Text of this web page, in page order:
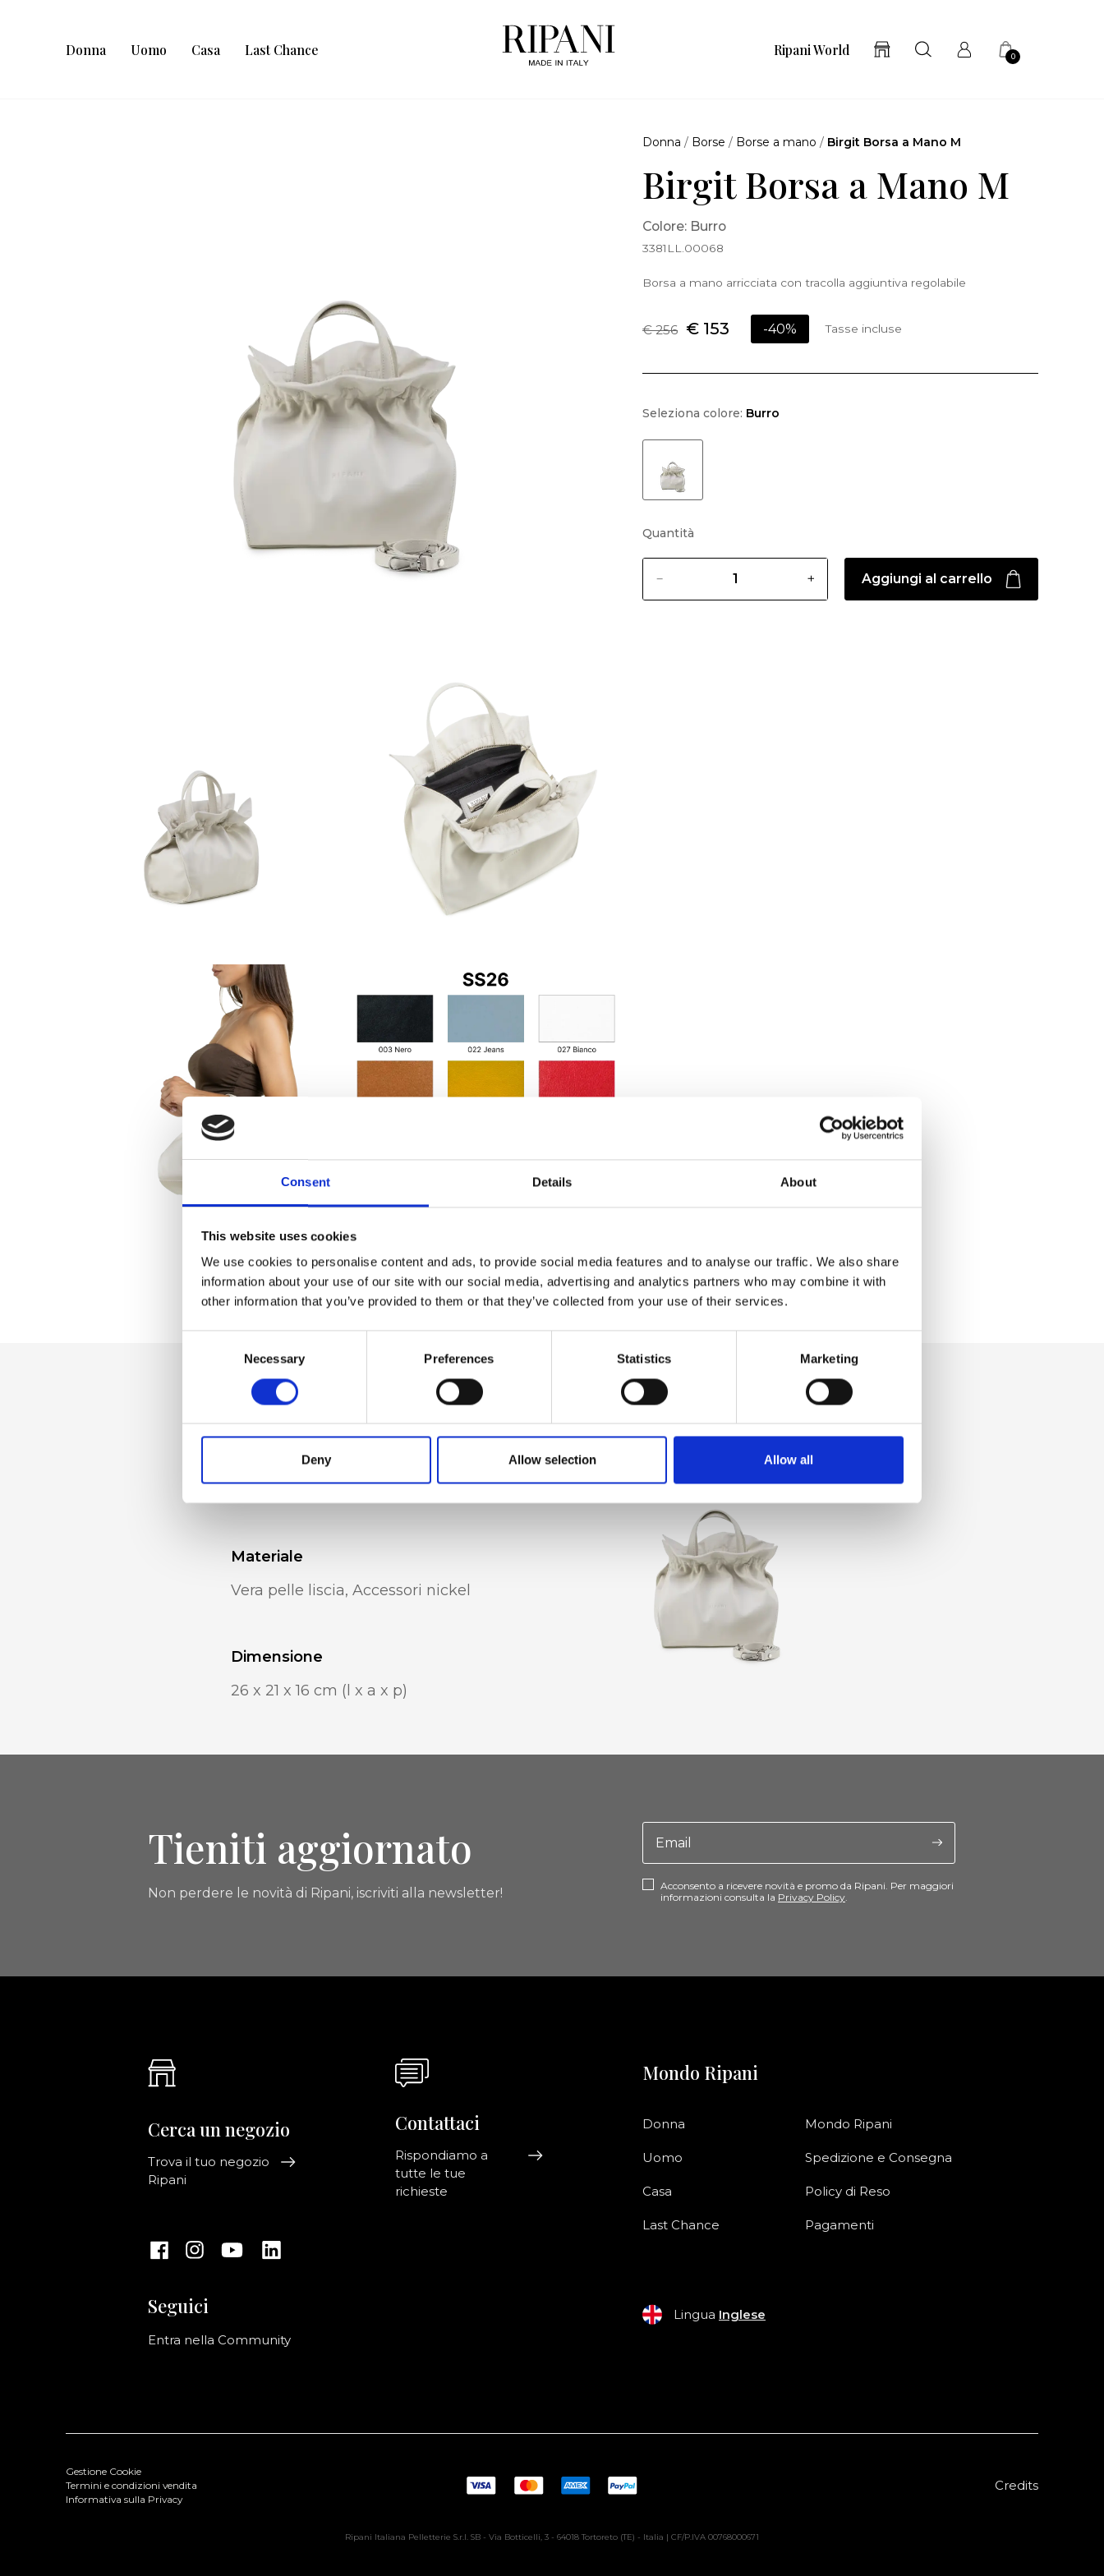
Consent Details About
This website uses cookies
We use cookies to personalise content and ads, to provide social media features and to analyse our traffic. We also share
information about your use of our site with our social media, advertising and analytics partners who may combine it with
other information that you’ve provided to them or that they’ve collected from your use of their services.
Necessary Preferences Statistics Marketing
Deny Allow selection Allow all
Donna Uomo Casa Last Chance Ripani World 0
Donna / Borse / Borse a mano / Birgit Borsa a Mano M
Birgit Borsa a Mano M
Colore: Burro
3381LL.00068
Borsa a mano arricciata con tracolla aggiuntiva regolabile
€ 256 € 153 -40% Tasse incluse
Seleziona colore: Burro
Quantità
Aggiungi al carrello
Dettaglio
Chiusura zip, Tracolla aggiuntiva,
Taschino interno con zip,
Portacellulare interno
Materiale
Vera pelle liscia, Accessori nickel
Dimensione
26 x 21 x 16 cm (l x a x p)
Tieniti aggiornato
Non perdere le novità di Ripani, iscriviti alla newsletter!
Acconsento a ricevere novità e promo da Ripani. Per maggiori
informazioni consulta la Privacy Policy
Cerca un negozio
Trova il tuo negozio
Ripani
Seguici
Entra nella Community
Contattaci
Rispondiamo a
tutte le tue
richieste
Mondo Ripani
Donna
Uomo
Casa
Last Chance
Mondo Ripani
Spedizione e Consegna
Policy di Reso
Pagamenti
Lingua Inglese
Gestione Cookie
Termini e condizioni vendita
Informativa sulla Privacy
Credits
Ripani Italiana Pelletterie S.r.l. SB - Via Botticelli, 3 - 64018 Tortoreto (TE) - Italia | CF/P.IVA 00768000671